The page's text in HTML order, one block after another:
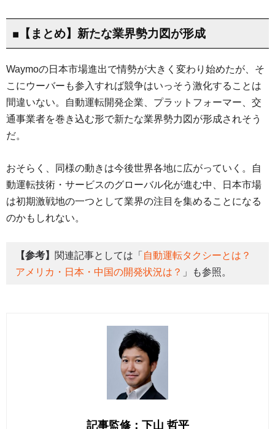
■【まとめ】新たな業界勢力図が形成
Waymoの日本市場進出で情勢が大きく変わり始めたが、そ
こにウーバーも参入すれば競争はいっそう激化することは
間違いない。自動運転開発企業、プラットフォーマー、交
通事業者を巻き込む形で新たな業界勢力図が形成されそう
だ。
おそらく、同様の動きは今後世界各地に広がっていく。自
動運転技術・サービスのグローバル化が進む中、日本市場
は初期激戦地の一つとして業界の注目を集めることになる
のかもしれない。
【参考】 関連記事としては「 自動運転タクシーとは？
アメリカ・日本・中国の開発状況は？ 」も参照。
記事監修：下山 哲平